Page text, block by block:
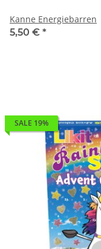
Kanne Energiebarren
5,50 € *
SALE 19%